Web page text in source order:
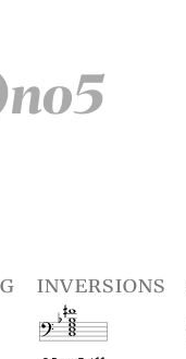
inversions